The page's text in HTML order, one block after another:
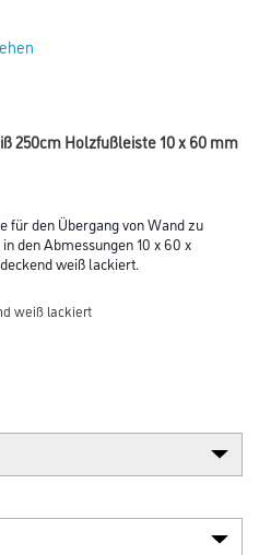
250cm Holzfußleiste 10 x 60 mm
für den Übergang von Wand zu
den Abmessungen 10 x 60 x
weiß lackiert.
weiß lackiert